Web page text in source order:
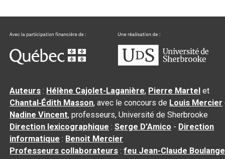
Auteurs : Hélène Cajolet-Laganière, Pierre Martel et
Chantal‑Édith Masson, avec le concours de Louis Mercier
Nadine Vincent, professeurs, Université de Sherbrooke
Direction lexicographique :Serge D’Amico - Direction
informatique : Benoit Mercier
Professeurs collaborateurs :feu Jean-Claude